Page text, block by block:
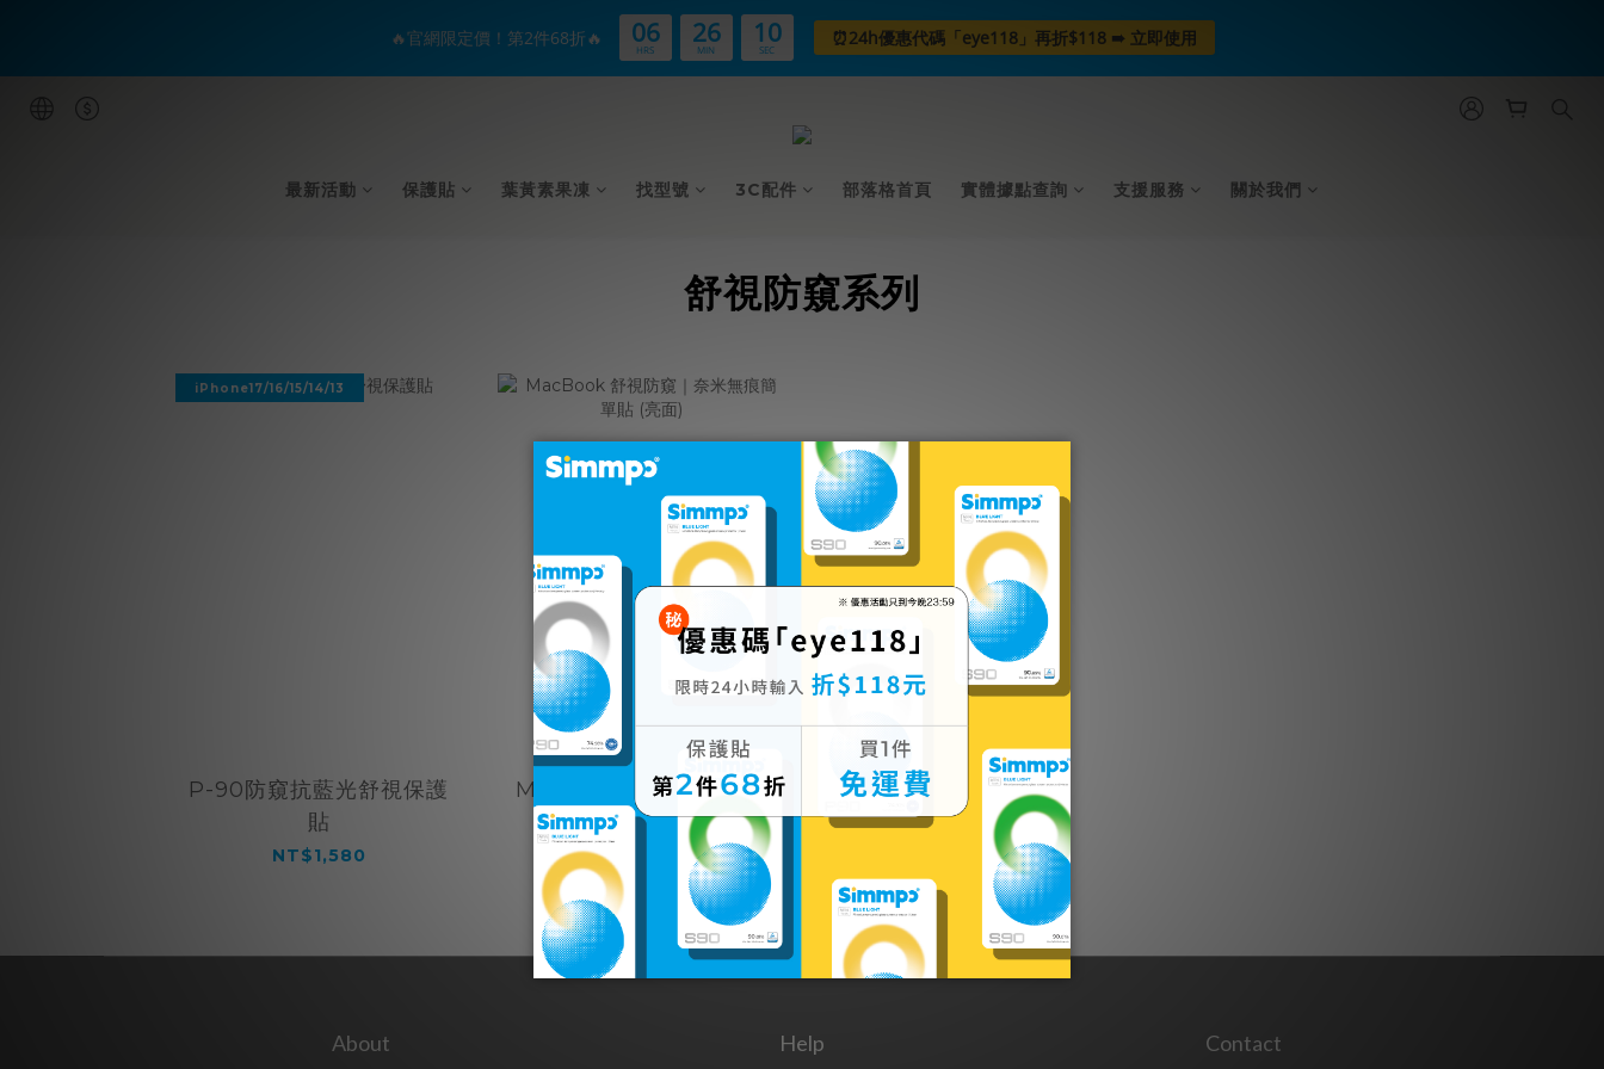
最新活動 保護貼 葉黃素果凍 找型號 3C配件 部落格首頁 實體據點查詢 支援服務 關於我們
舒視防窺系列
iPhone17/16/15/14/13
P-90防窺抗藍光舒視保護
貼
NT$1,580
MacBook 舒視防窺｜奈
米無痕簡單貼 (亮面)
NT$1,480 ~ NT$1,880
About Help Contact
🔥官網限定價！第2件68折🔥 06
HRS
26
MIN
10
SEC
⏰24h優惠代碼「eye118」再折$118 ➠ 立即使用